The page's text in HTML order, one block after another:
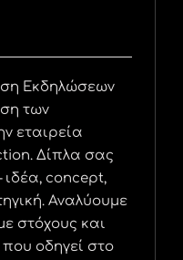
Εκδηλώσεων
των
εταιρεία
Δίπλα σας
concept,
Αναλύουμε
στόχους και
οδηγεί στο